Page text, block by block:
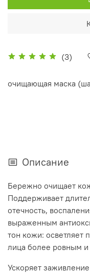
(3)
очищающая маска
Описание
Бережно очищает
Поддерживает
отечность,
выраженным
тон кожи: осветляет
лица более ровным
Ускоряет